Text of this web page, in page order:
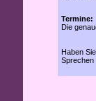
Termine:
Die
Haben
Sprechen